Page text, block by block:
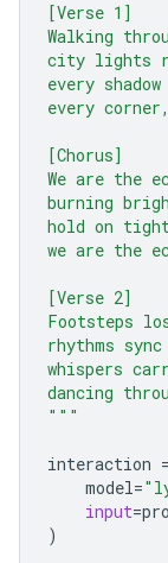
[Verse 1]
Walking
city lights
every
every
[Chorus]
We are the
burning
hold on
we are the
[Verse 2]
Footsteps
rhythms
whispers
dancing
"""
interaction =
model=
input=
)